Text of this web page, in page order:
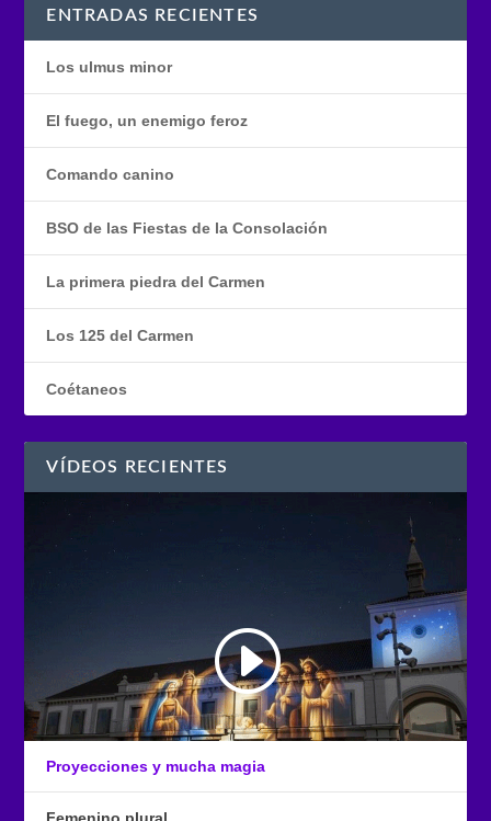
ENTRADAS RECIENTES
Los ulmus minor
El fuego, un enemigo feroz
Comando canino
BSO de las Fiestas de la Consolación
La primera piedra del Carmen
Los 125 del Carmen
Coétaneos
VÍDEOS RECIENTES
Proyecciones y mucha magia